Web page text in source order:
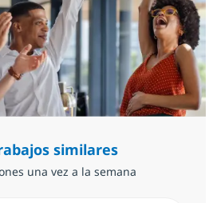
similares
una vez a la semana